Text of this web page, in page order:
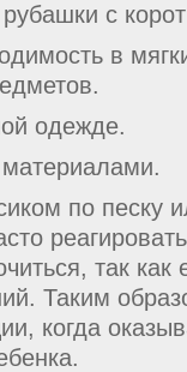
с
в
одежде.
по песку
так как
Та­ким
когда